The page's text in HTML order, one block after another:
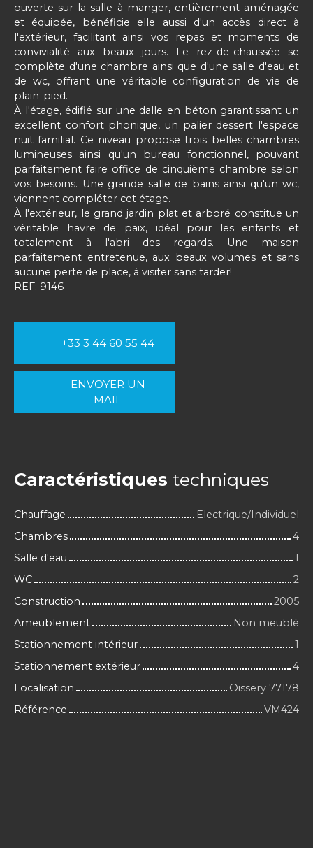
ouverte sur la salle à manger, entièrement aménagée
et équipée, bénéficie elle aussi d'un accès direct à
l'extérieur, facilitant ainsi vos repas et moments de
convivialité aux beaux jours. Le rez-de-chaussée se
complète d'une chambre ainsi que d'une salle d'eau et
de wc, offrant une véritable configuration de vie de
plain-pied.
À l'étage, édifié sur une dalle en béton garantissant un
excellent confort phonique, un palier dessert l'espace
nuit familial. Ce niveau propose trois belles chambres
lumineuses ainsi qu'un bureau fonctionnel, pouvant
parfaitement faire office de cinquième chambre selon
vos besoins. Une grande salle de bains ainsi qu'un wc,
viennent compléter cet étage.
À l'extérieur, le grand jardin plat et arboré constitue un
véritable havre de paix, idéal pour les enfants et
totalement à l'abri des regards. Une maison
parfaitement entretenue, aux beaux volumes et sans
aucune perte de place, à visiter sans tarder!
REF: 9146
+33 3 44 60 55 44
ENVOYER UN
MAIL
Caractéristiques techniques
Chauffage
Electrique/Individuel
Chambres
4
Salle d'eau
1
WC
2
Construction
2005
Ameublement
Non meublé
Stationnement intérieur
1
Stationnement extérieur
4
Localisation
Oissery 77178
Référence
VM424